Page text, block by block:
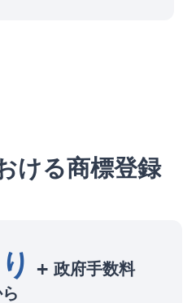
ける商標登録
+ 政府手数料